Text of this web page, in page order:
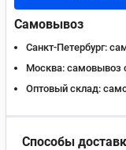
Самовывоз
Санкт-Петербург:
Москва: самовывоз
Оптовый склад:
Способы